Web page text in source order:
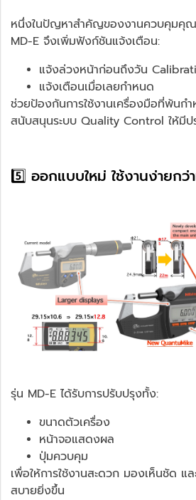
หนึ่งในปัญหาสำคัญของงานควบคุมคุ
MD-E จึงเพิ่มฟังก์ชันแจ้งเตือน:
แจ้งล่วงหน้าก่อนถึงวัน
แจ้งเตือนเมื่อเลยกำหนด
ช่วยป้องกันการใช้งานเครื่องมือที่พ้นก
สนับสนุนระบบ Quality Control ให้มีป
5️⃣ ออกแบบใหม่ ใช้งานง่ายกว่
รุ่น MD-E ได้รับการปรับปรุงทั้ง:
ขนาดตัวเครื่อง
หน้าจอแสดงผล
ปุ่มควบคุม
เพื่อให้การใช้งานสะดวก มองเห็นชัด แ
สบายยิ่งขึ้น